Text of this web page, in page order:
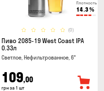
Плотность
14.3%
(0)
Пиво 2085-19 West Coast IPA
0.33л
Светлое, Нефильтрованное, 6°
109,00
грн за 1 шт